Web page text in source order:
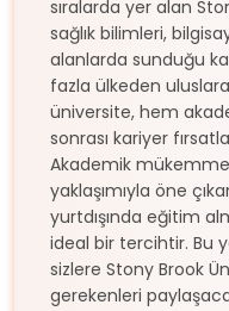
sıralarda yer alan
sağlık bilimleri,
alanlarda sunduğu
fazla ülkeden
üniversite, hem
sonrası kariyer
Akademik
yaklaşımıyla öne
yurtdışında eğitim
ideal bir tercihtir. Bu
sizlere Stony Brook
gerekenleri